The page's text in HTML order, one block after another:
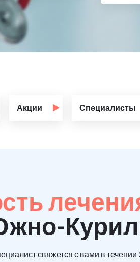
Акции Специалисты
свяжется с вами в течении